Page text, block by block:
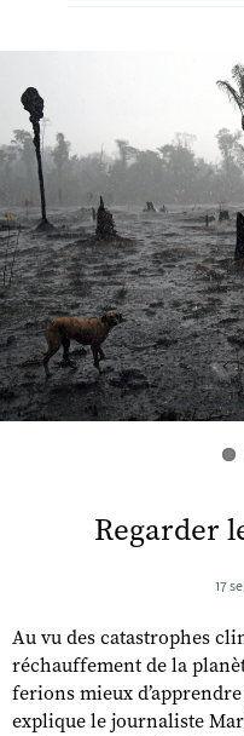
Regarder
17
Au vu des catastrophes
réchauffement de la
ferions mieux
explique le journaliste